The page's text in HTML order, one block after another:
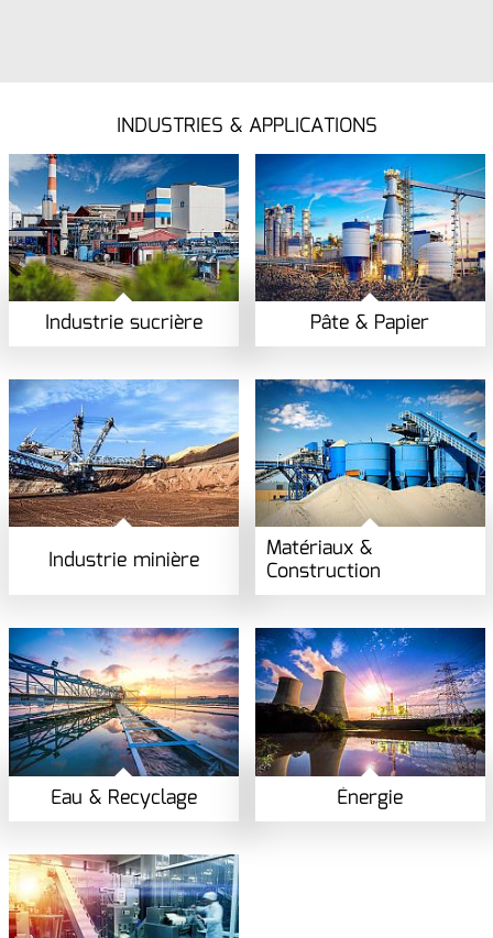
INDUSTRIES & APPLICATIONS
Industrie sucrière Pâte & Papier
Industrie minière Matériaux &
Construction
Eau & Recyclage Énergie